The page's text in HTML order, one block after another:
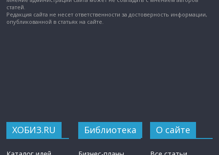
статей.
Редакция сайта не несет ответственности за достоверность информации,
опубликованной в статьях на сайте.
ХОБИЗ.RU Библиотека О сайте